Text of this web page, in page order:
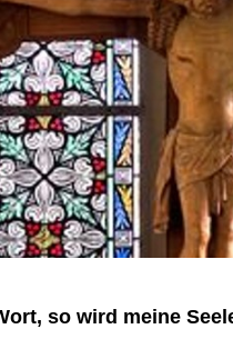
so wird meine